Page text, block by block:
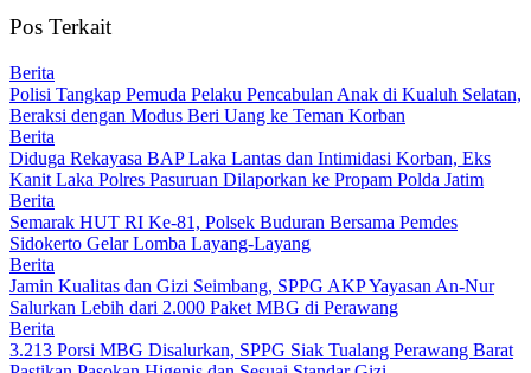
Pos Terkait
Berita
Polisi Tangkap Pemuda Pelaku Pencabulan Anak di Kualuh Selatan,
Beraksi dengan Modus Beri Uang ke Teman Korban
Berita
Diduga Rekayasa BAP Laka Lantas dan Intimidasi Korban, Eks
Kanit Laka Polres Pasuruan Dilaporkan ke Propam Polda Jatim
Berita
Semarak HUT RI Ke-81, Polsek Buduran Bersama Pemdes
Sidokerto Gelar Lomba Layang-Layang
Berita
Jamin Kualitas dan Gizi Seimbang, SPPG AKP Yayasan An-Nur
Salurkan Lebih dari 2.000 Paket MBG di Perawang
Berita
3.213 Porsi MBG Disalurkan, SPPG Siak Tualang Perawang Barat